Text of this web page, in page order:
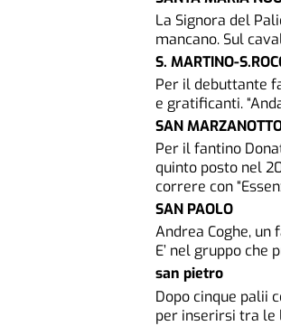
La Signora del
mancano. Sul
S. MARTINO-
Per il debuttante
e gratificanti.
SAN
Per il fantino
quinto posto nel
correre con
SAN PAOLO
Andrea Coghe,
E’ nel gruppo
san pietro
Dopo cinque palii
per inserirsi tra le